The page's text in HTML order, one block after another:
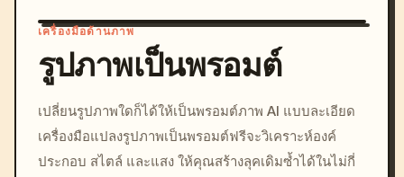
c, cyberpunk sunset, neon
colors, 8k --v 6.0
เครื่องมือด้านภาพ
รูปภาพเป็นพรอมต์
เปลี่ยนรูปภาพใดก็ได้ให้เป็นพรอมต์ภาพ AI แบบละเอียด
เครื่องมือแปลงรูปภาพเป็นพรอมต์ฟรีจะวิเคราะห์องค์
ประกอบ สไตล์ และแสง ให้คุณสร้างลุคเดิมซ้ำได้ในไม่กี่